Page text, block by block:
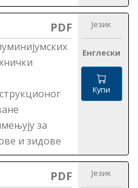
PDF
за
и зидове
Језик
Енглески
Купи
PDF Језик